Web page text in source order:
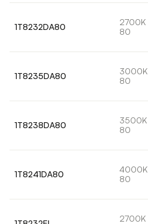
1T8232DA80
2700K
80
1T8235DA80
3000K
80
1T8238DA80
3500K
80
1T8241DA80
4000K
80
2700K